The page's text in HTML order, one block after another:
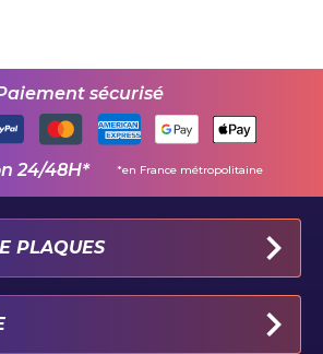
sécurisé
24/48H* *en France métropolitaine
PLAQUES